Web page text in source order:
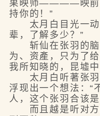
果映师————映前
持你的！”
太月白目光一动
辈，了解多少？”
斩仙在张羽的脑
为、资產，只为了
我所知晓的，昆
太月白听著张羽
浮现出一个想法：“
人，这个张羽合该
而且越是听对方